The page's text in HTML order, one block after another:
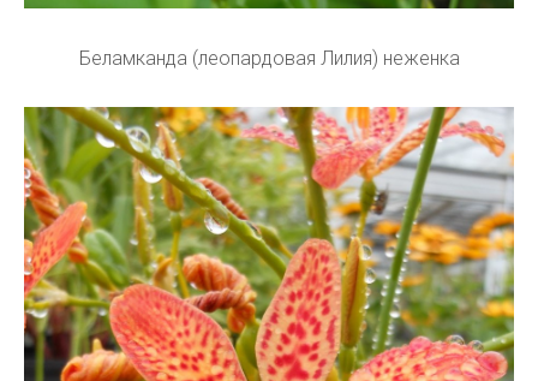
Беламканда (леопардовая Лилия) неженка